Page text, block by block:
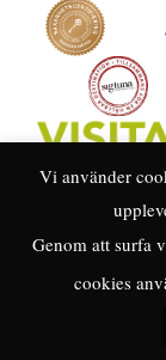
Vi använder
Genom att surfa
cookies